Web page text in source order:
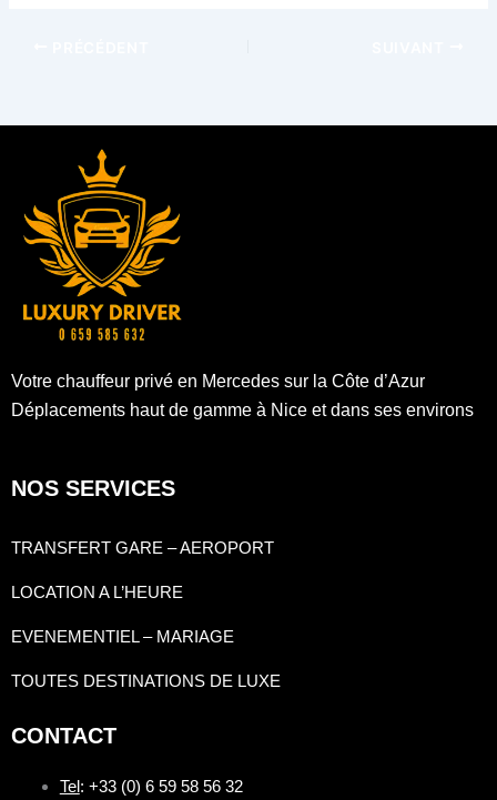
Votre chauffeur privé en Mercedes sur la Côte d’Azur
Déplacements haut de gamme à Nice et dans ses environs
NOS SERVICES
TRANSFERT GARE – AEROPORT
LOCATION A L’HEURE
EVENEMENTIEL – MARIAGE
TOUTES DESTINATIONS DE LUXE
CONTACT
Tel : +33 (0) 6 59 58 56 32